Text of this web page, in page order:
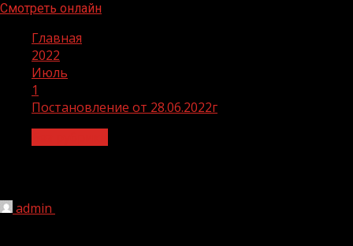
Смотреть онлайн
Главная
2022
Июль
1
Постановление от 28.06.2022г
admin